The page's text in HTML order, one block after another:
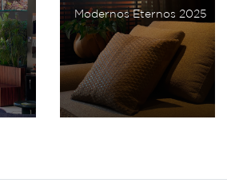
Modernos Eternos 2025